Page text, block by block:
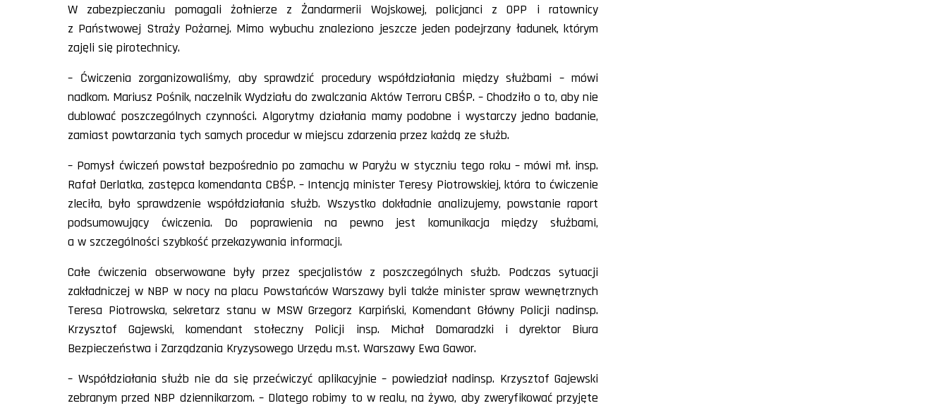
W zabezpieczaniu pomagali żołnierze z Żandarmerii Wojskowej, policjanci z OPP i ratownicy
z Państwowej Straży Pożarnej. Mimo wybuchu znaleziono jeszcze jeden podejrzany ładunek, którym
zajęli się pirotechnicy.
– Ćwiczenia zorganizowaliśmy, aby sprawdzić procedury współdziałania między służbami – mówi
nadkom. Mariusz Pośnik, naczelnik Wydziału do zwalczania Aktów Terroru CBŚP. – Chodziło o to, aby nie
dublować poszczególnych czynności. Algorytmy działania mamy podobne i wystarczy jedno badanie,
zamiast powtarzania tych samych procedur w miejscu zdarzenia przez każdą ze służb.
– Pomysł ćwiczeń powstał bezpośrednio po zamachu w Paryżu w styczniu tego roku – mówi mł. insp.
Rafał Derlatka, zastępca komendanta CBŚP. – Intencją minister Teresy Piotrowskiej, która to ćwiczenie
zleciła, było sprawdzenie współdziałania służb. Wszystko dokładnie analizujemy, powstanie raport
podsumowujący ćwiczenia. Do poprawienia na pewno jest komunikacja między służbami,
a w szczególności szybkość przekazywania informacji.
Całe ćwiczenia obserwowane były przez specjalistów z poszczególnych służb. Podczas sytuacji
zakładniczej w NBP w nocy na placu Powstańców Warszawy byli także minister spraw wewnętrznych
Teresa Piotrowska, sekretarz stanu w MSW Grzegorz Karpiński, Komendant Główny Policji nadinsp.
Krzysztof Gajewski, komendant stołeczny Policji insp. Michał Domaradzki i dyrektor Biura
Bezpieczeństwa i Zarządzania Kryzysowego Urzędu m.st. Warszawy Ewa Gawor.
– Współdziałania służb nie da się przećwiczyć aplikacyjnie – powiedział nadinsp. Krzysztof Gajewski
zebranym przed NBP dziennikarzom. – Dlatego robimy to w realu, na żywo, aby zweryfikować przyjęte